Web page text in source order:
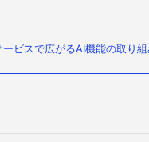
ビスで広がるAI機能の取り組